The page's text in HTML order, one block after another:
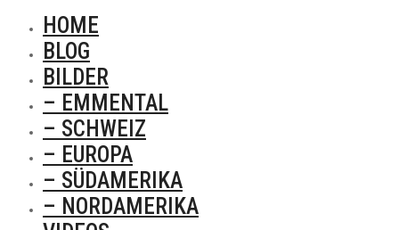
HOME
BLOG
BILDER
– EMMENTAL
– SCHWEIZ
– EUROPA
– SÜDAMERIKA
– NORDAMERIKA